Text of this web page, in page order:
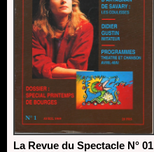
La Revue du Spectacle N° 01